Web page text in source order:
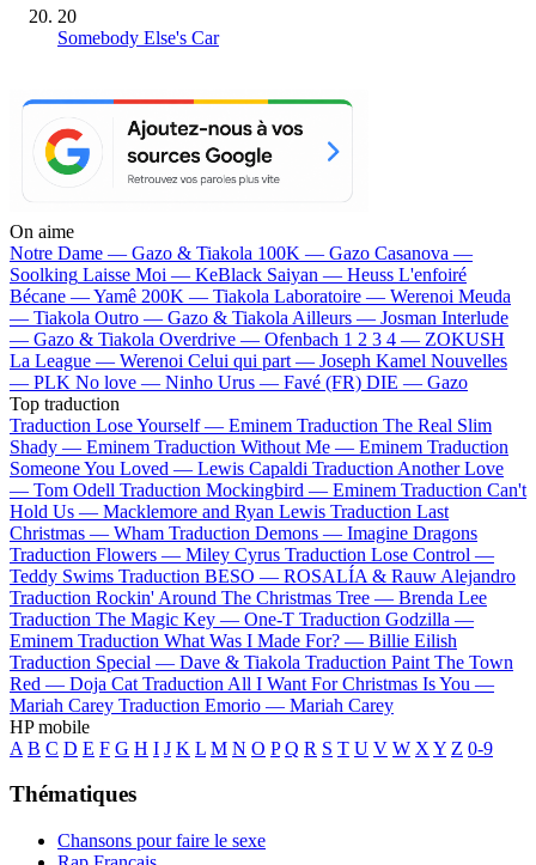
20
Somebody Else's Car
On aime
Notre Dame — Gazo & Tiakola 100K — Gazo Casanova —
Soolking Laisse Moi — KeBlack Saiyan — Heuss L'enfoiré
Bécane —Yamê 200K — Tiakola Laboratoire — Werenoi Meuda
— Tiakola Outro — Gazo & Tiakola Ailleurs — Josman Interlude
— Gazo & Tiakola Overdrive — Ofenbach 1 2 3 4 — ZOKUSH
La League — Werenoi Celui qui part — Joseph Kamel Nouvelles
— PLK No love — Ninho Urus — Favé (FR) DIE — Gazo
Top traduction
Traduction Lose Yourself — Eminem Traduction The Real Slim
Shady — Eminem Traduction Without Me — Eminem Traduction
Someone You Loved — Lewis Capaldi Traduction Another Love
— Tom Odell Traduction Mockingbird — Eminem Traduction Can't
Hold Us — Macklemore and Ryan Lewis Traduction Last
Christmas — Wham Traduction Demons — Imagine Dragons
Traduction Flowers — Miley Cyrus Traduction Lose Control —
Teddy Swims Traduction BESO — ROSALÍA & Rauw Alejandro
Traduction Rockin' Around The Christmas Tree — Brenda Lee
Traduction The Magic Key — One-T Traduction Godzilla —
Eminem Traduction What Was I Made For? — Billie Eilish
Traduction Special — Dave & Tiakola Traduction Paint The Town
Red — Doja Cat Traduction All I Want For Christmas Is You —
Mariah Carey Traduction Emorio — Mariah Carey
HP mobile
A B C D E F G H I J K L M N O P Q R S T U V W X Y Z 0-9
Thématiques
Chansons pour faire le sexe